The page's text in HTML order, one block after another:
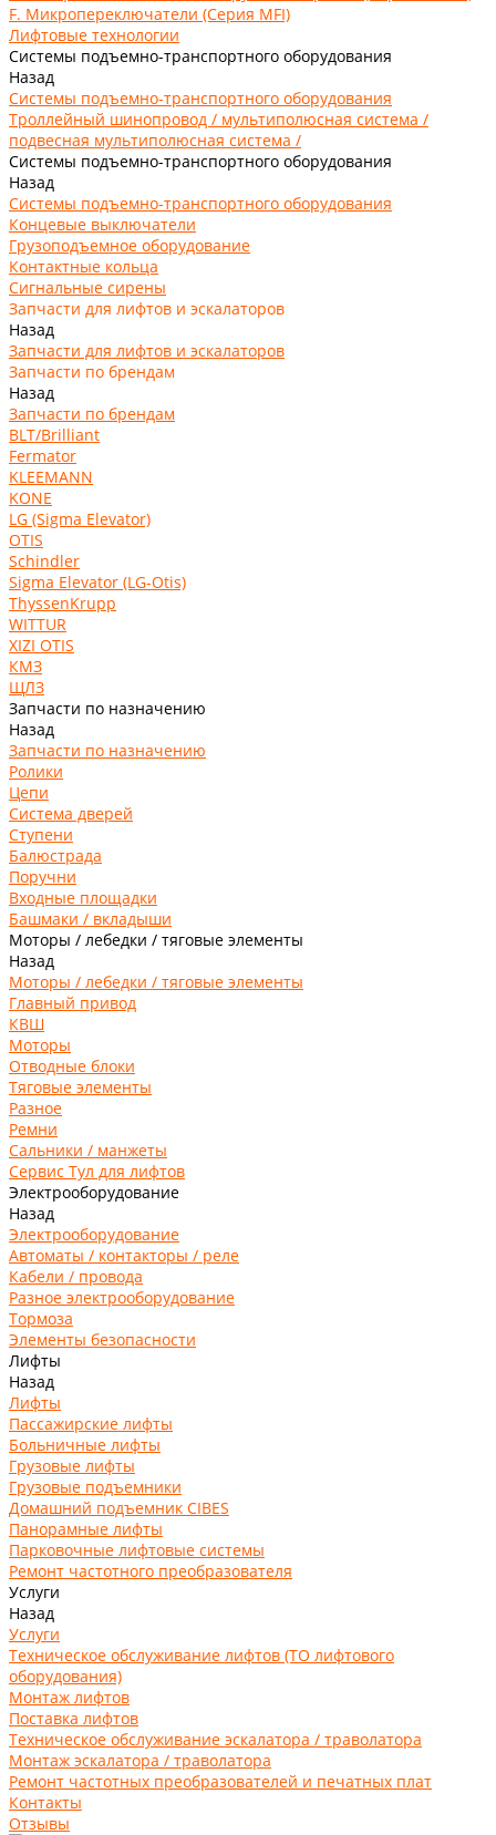
F. Микропереключатели (Серия MFI)
Лифтовые технологии
Системы подъемно-транспортного оборудования
Назад
Системы подъемно-транспортного оборудования
Троллейный шинопровод / мультиполюсная система /
подвесная мультиполюсная система /
Системы подъемно-транспортного оборудования
Назад
Системы подъемно-транспортного оборудования
Концевые выключатели
Грузоподъемное оборудование
Контактные кольца
Сигнальные сирены
Запчасти для лифтов и эскалаторов
Назад
Запчасти для лифтов и эскалаторов
Запчасти по брендам
Назад
Запчасти по брендам
BLT/Brilliant
Fermator
KLEEMANN
KONE
LG (Sigma Elevator)
OTIS
Schindler
Sigma Elevator (LG-Otis)
ThyssenKrupp
WITTUR
XIZI OTIS
КМЗ
ЩЛЗ
Запчасти по назначению
Назад
Запчасти по назначению
Ролики
Цепи
Система дверей
Ступени
Балюстрада
Поручни
Входные площадки
Башмаки / вкладыши
Моторы / лебедки / тяговые элементы
Назад
Моторы / лебедки / тяговые элементы
Главный привод
КВШ
Моторы
Отводные блоки
Тяговые элементы
Разное
Ремни
Сальники / манжеты
Сервис Тул для лифтов
Электрооборудование
Назад
Электрооборудование
Автоматы / контакторы / реле
Кабели / провода
Разное электрооборудование
Тормоза
Элементы безопасности
Лифты
Назад
Лифты
Пассажирские лифты
Больничные лифты
Грузовые лифты
Грузовые подъемники
Домашний подъемник CIBES
Панорамные лифты
Парковочные лифтовые системы
Ремонт частотного преобразователя
Услуги
Назад
Услуги
Техническое обслуживание лифтов (ТО лифтового
оборудования)
Монтаж лифтов
Поставка лифтов
Техническое обслуживание эскалатора / траволатора
Монтаж эскалатора / траволатора
Ремонт частотных преобразователей и печатных плат
Контакты
Отзывы